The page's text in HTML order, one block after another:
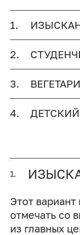
1.
2.
3.
4.
1.
Этот
отмечать со
из главных